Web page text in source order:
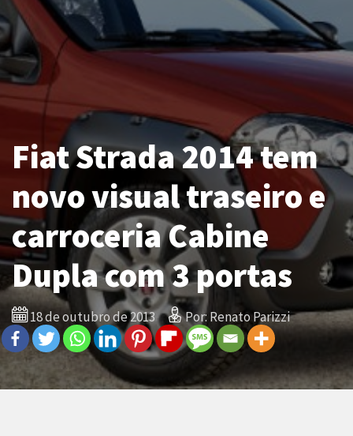
Fiat Strada 2014 tem
novo visual traseiro e
carroceria Cabine
Dupla com 3 portas
18 de outubro de 2013 Por: Renato Parizzi